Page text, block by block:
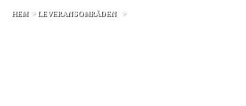
HEM> LEVERANSOMRÅDEN >